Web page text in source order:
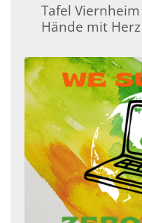
Tafel
Hände mit Herz